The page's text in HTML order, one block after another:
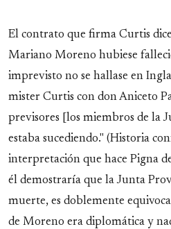
El contrato que firma Curtis
Mariano Moreno hubiese
imprevisto no se hallase en
mister Curtis con don Aniceto
previsores [los miembros de la
estaba sucediendo." (Historia
interpretación que hace Pigna
él demostraría que la Junta
muerte, es doblemente
de Moreno era diplomática y